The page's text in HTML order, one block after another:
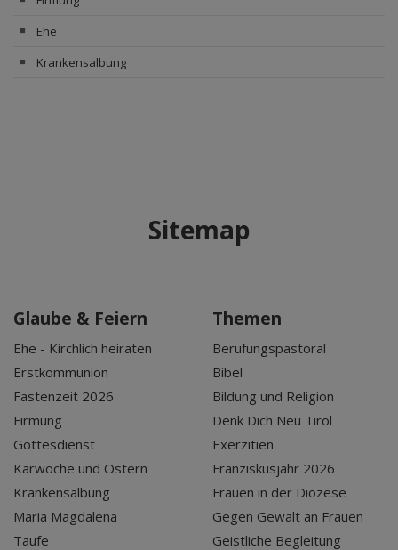
Ehe
Krankensalbung
Sitemap
Glaube & Feiern
Ehe - Kirchlich heiraten
Erstkommunion
Fastenzeit 2026
Firmung
Gottesdienst
Karwoche und Ostern
Krankensalbung
Maria Magdalena
Taufe
Themen
Berufungspastoral
Bibel
Bildung und Religion
Denk Dich Neu Tirol
Exerzitien
Franziskusjahr 2026
Frauen in der Diözese
Gegen Gewalt an Frauen
Geistliche Begleitung